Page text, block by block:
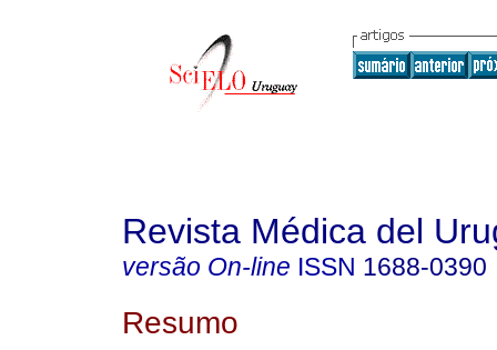
Revista Médica del
versão On-line ISSN 1688-0390
Resumo